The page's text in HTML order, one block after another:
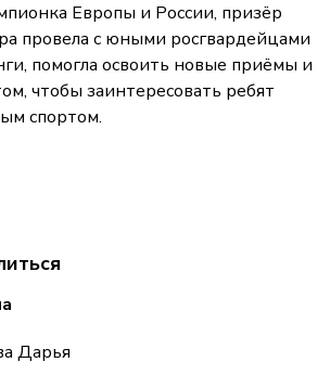
Европы и России, призёр
провела с юными росгвардейцами
помогла освоить новые приёмы и
чтобы заинтересовать ребят
спортом.
Дарья